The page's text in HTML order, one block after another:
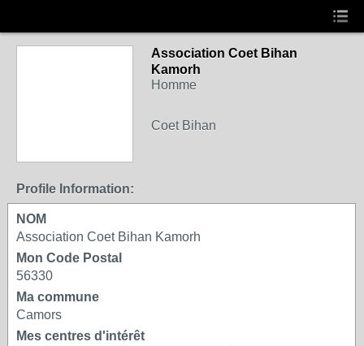
Association Coet Bihan
Kamorh
Homme
Coet Bihan
Profile Information:
NOM
Association Coet Bihan Kamorh
Mon Code Postal
56330
Ma commune
Camors
Mes centres d'intérêt